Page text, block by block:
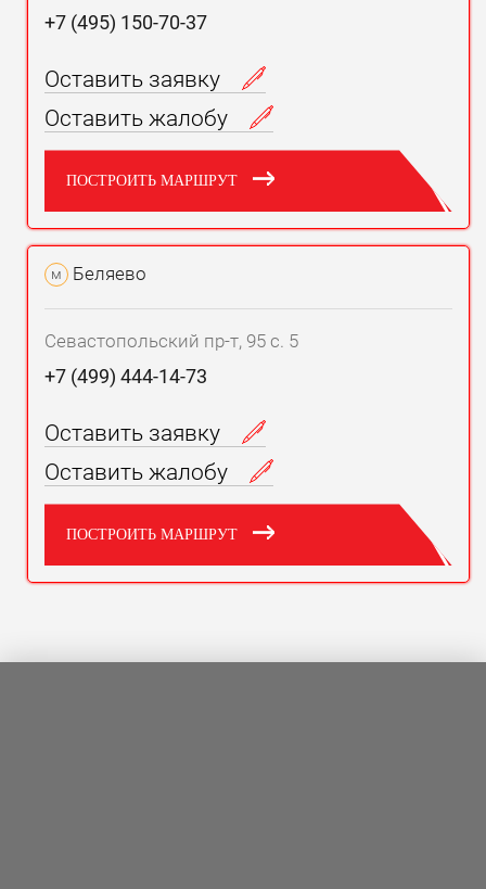
+7 (495) 150-70-37
Оставить заявку
Оставить жалобу
ПОСТРОИТЬ МАРШРУТ
м Беляево
Севастопольский пр-т, 95 с. 5
+7 (499) 444-14-73
Оставить заявку
Оставить жалобу
ПОСТРОИТЬ МАРШРУТ